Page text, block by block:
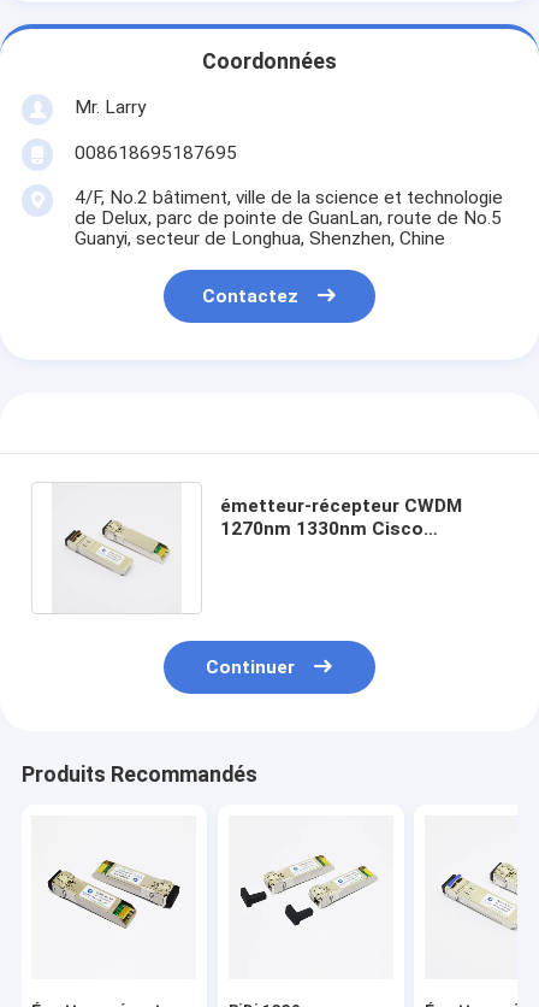
Coordonnées
Mr. Larry
008618695187695
4/F, No.2 bâtiment, ville de la science et technologie
de Delux, parc de pointe de GuanLan, route de No.5
Guanyi, secteur de Longhua, Shenzhen, Chine
Contactez
émetteur-récepteur CWDM
1270nm 1330nm Cisco
Continuer
Produits Recommandés